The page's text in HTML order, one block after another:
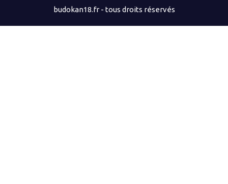
budokan18.fr - tous droits réservés